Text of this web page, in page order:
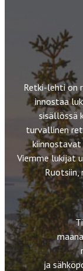
Retki-lehti on
innostaa
sisällössä
turvallinen
Viemme lukijat
Ruotsiin,
ja